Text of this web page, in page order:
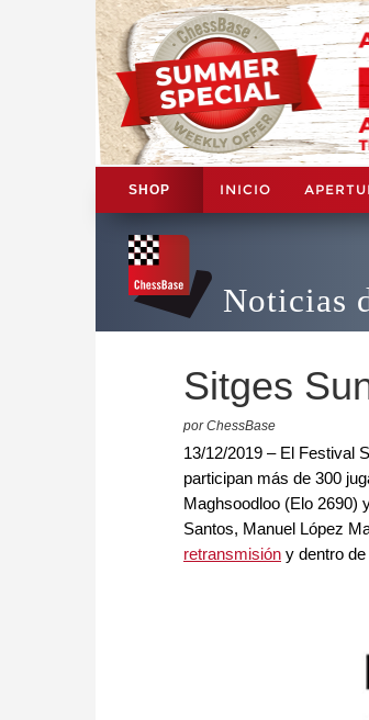
SHOP INICIO
Noticias
Sitges
por ChessBase
13/12/2019 – El Festival
participan más de 300
Maghsoodloo (Elo 2690)
Santos, Manuel López
retransmisión y dentro